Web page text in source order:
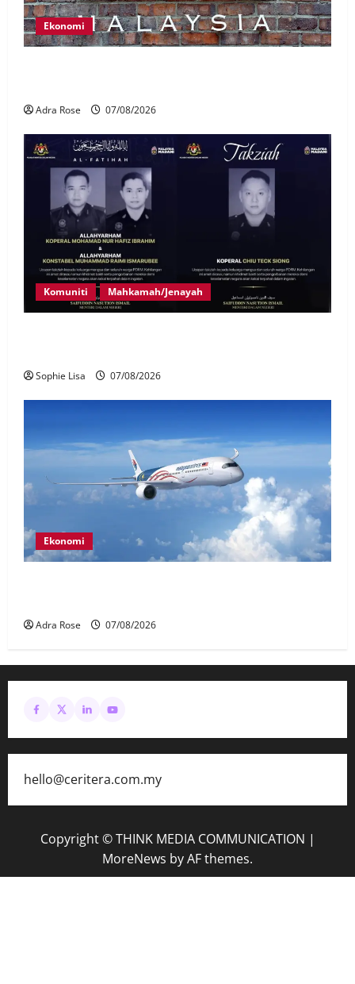
Ekonomi
Adra Rose 07/08/2026
Komuniti Mahkamah/Jenayah
Sophie Lisa 07/08/2026
Ekonomi
Adra Rose 07/08/2026
hello@ceritera.com.my
Copyright © THINK MEDIA COMMUNICATION |
MoreNews by AF themes.